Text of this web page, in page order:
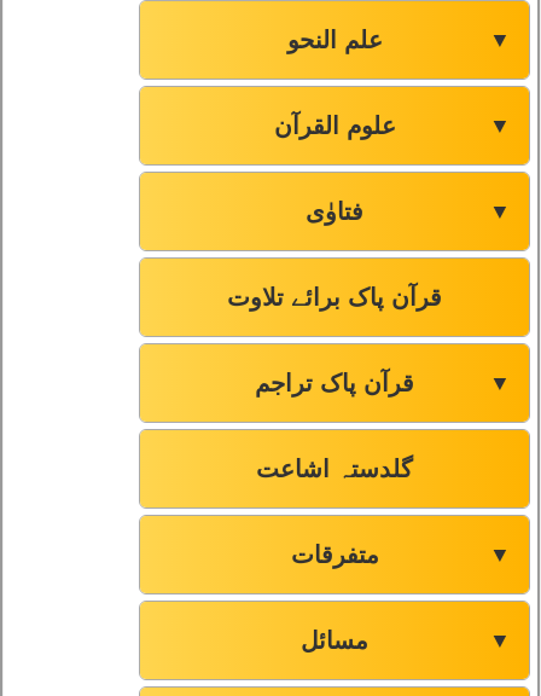
علم النحو ▼
علوم القرآن ▼
فتاوٰی ▼
قرآن پاک برائے تلاوت
قرآن پاک تراجم ▼
گلدستہ اشاعت
متفرقات ▼
مسائل ▼